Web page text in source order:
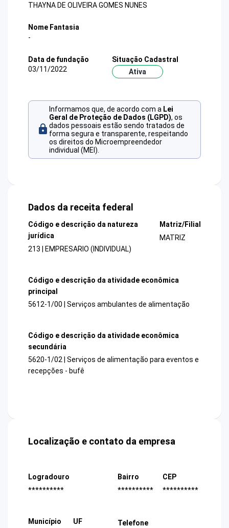
THAYNA DE OLIVEIRA GOMES NUNES
Nome Fantasia
-
Data de fundação
03/11/2022
Situação Cadastral
Ativa
Informamos que, de acordo com a Lei
Geral de Proteção de Dados (LGPD), os
dados pessoais estão sendo tratados de
forma segura e transparente, respeitando
os direitos do Microempreendedor
individual (MEI).
Dados da receita federal
Código e descrição da natureza
jurídica
213 | EMPRESARIO (INDIVIDUAL)
Matriz/Filial
MATRIZ
Código e descrição da atividade econômica
principal
5612-1/00 | Serviços ambulantes de alimentação
Código e descrição da atividade econômica
secundária
5620-1/02 | Serviços de alimentação para eventos e
recepções - bufê
Localização e contato da empresa
Logradouro
**********
Bairro
**********
CEP
**********
Município
UF
Telefone